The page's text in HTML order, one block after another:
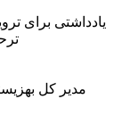
یادداشتی برای